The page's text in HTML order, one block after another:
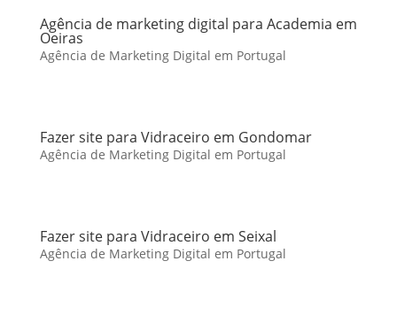
Agência de marketing digital para Academia em
Oeiras
Agência de Marketing Digital em Portugal
Fazer site para Vidraceiro em Gondomar
Agência de Marketing Digital em Portugal
Fazer site para Vidraceiro em Seixal
Agência de Marketing Digital em Portugal